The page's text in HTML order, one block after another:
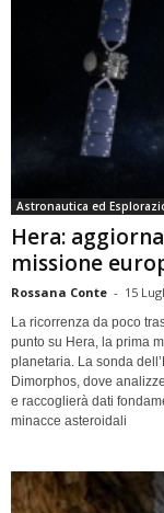
Astronautica ed
Hera:
missione
Rossana Conte - 15
La ricorrenza da poco
punto su Hera, la prima
planetaria. La sonda
Dimorphos, dove
e raccoglierà dati
minacce asteroidali